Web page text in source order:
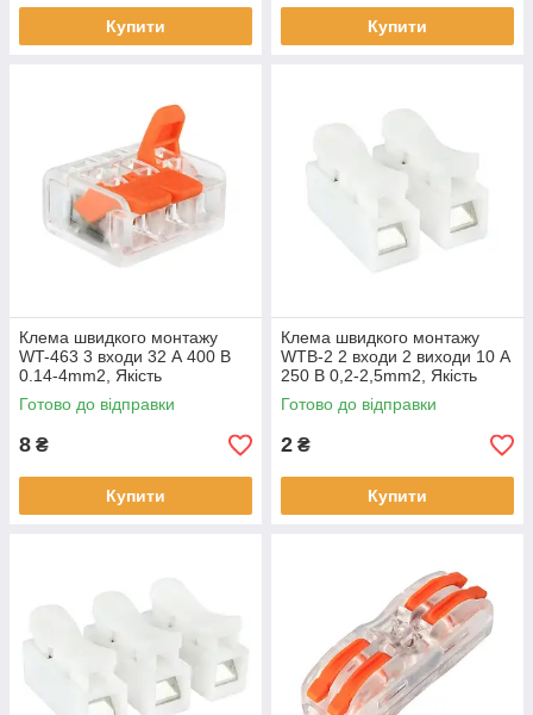
Купити Купити
Клемa швидкого монтажу
WT-463 3 входи 32 А 400 В
0.14-4mm2, Якість
Готово до відправки
8 ₴
Купити
Клемa швидкого монтажу
WTB-2 2 входи 2 виходи 10 А
250 В 0,2-2,5mm2, Якість
Готово до відправки
2 ₴
Купити